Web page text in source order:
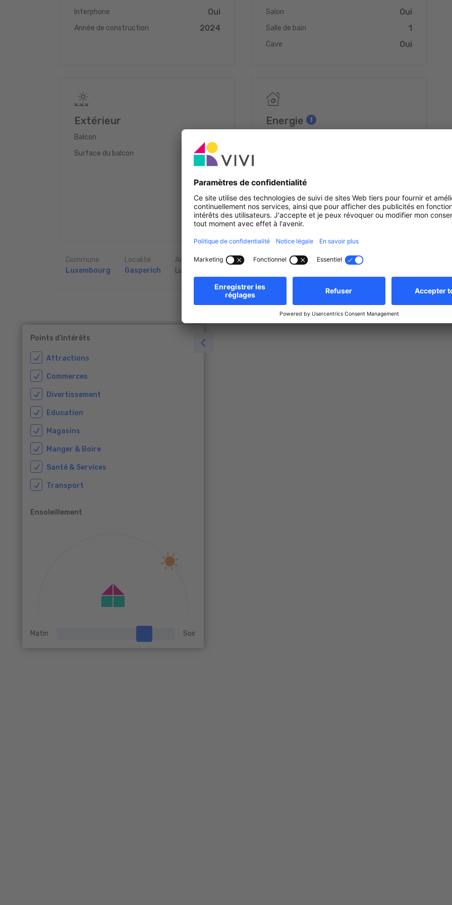
Interphone Oui
Année de construction 2024
Salon Oui
Salle de bain 1
Cave Oui
Extérieur
Balcon
Surface du balcon 4 m
Energie
Triple vitrage
Chauffage au gaz Oui
Chauffage au sol Oui
Commune
Luxembourg
Localité
Gasperich
Adresse
Luxembourg
Points d’intérêts
Attractions
Commerces
Divertissement
Education
Magasins
Manger & Boire
Santé & Services
Transport
Ensoleillement
Matin Soir